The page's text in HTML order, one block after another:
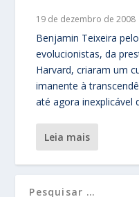
19 de dezembro de 2008
Benjamin Teixeira
evolucionistas, da
Harvard, criaram um
imanente à
até agora inexplicável
leia mais